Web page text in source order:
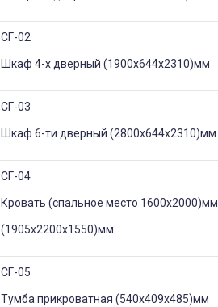
СГ-02
Шкаф 4-х дверный (1900х644х2310)мм
СГ-03
Шкаф 6-ти дверный (2800х644х2310)мм
СГ-04
Кровать (спальное место 1600х2000)мм
(1905х2200х1550)мм
СГ-05
Тумба прикроватная (540х409х485)мм